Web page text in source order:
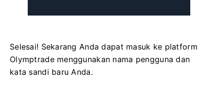
Selesai! Sekarang Anda dapat masuk ke platform
Olymptrade menggunakan nama pengguna dan
kata sandi baru Anda.